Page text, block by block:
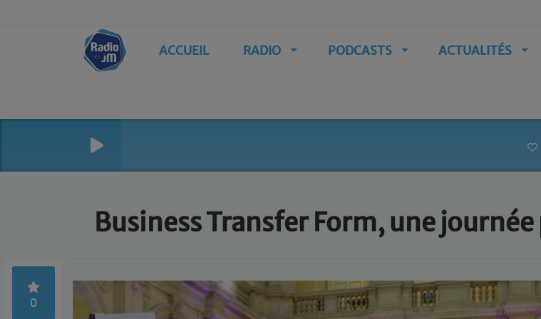
ACCUEIL RADIO PODCASTS ACTUALITÉS
Business Transfer Form, une
0